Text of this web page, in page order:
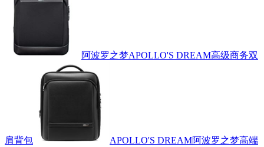
阿波罗之梦APOLLO'S DREAM高级商务双
肩背包
APOLLO'S DREAM阿波罗之梦高端